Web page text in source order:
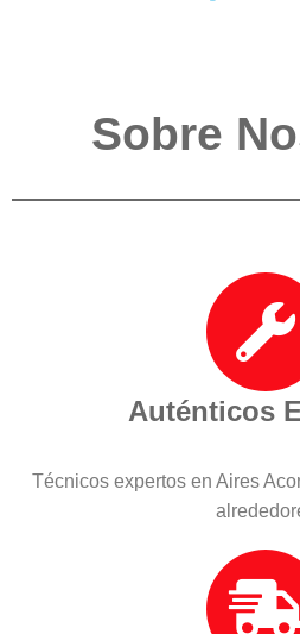
Sobre
Auténticos
Técnicos expertos en Aires